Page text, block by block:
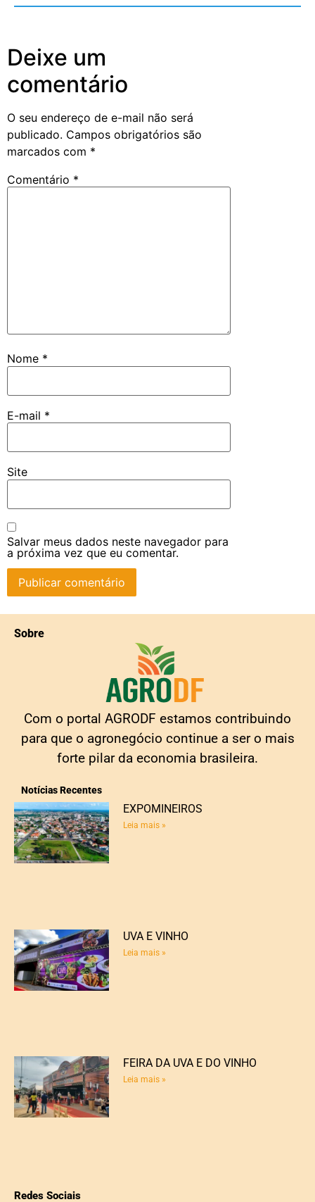
Deixe um
comentário
O seu endereço de e-mail não será
publicado. Campos obrigatórios são
marcados com *
Comentário *
Nome *
E-mail *
Site
Salvar meus dados neste navegador para
a próxima vez que eu comentar.
Sobre
Com o portal AGRODF estamos contribuindo
para que o agronegócio continue a ser o mais
forte pilar da economia brasileira.
Notícias Recentes
EXPOMINEIROS
Leia mais »
UVA E VINHO
Leia mais »
FEIRA DA UVA E DO VINHO
Leia mais »
Redes Sociais